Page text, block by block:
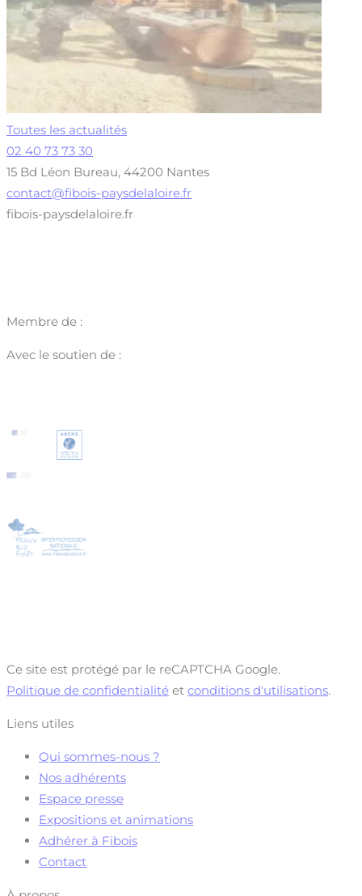
Toutes les actualités
02 40 73 73 30
15 Bd Léon Bureau, 44200 Nantes
contact@fibois-paysdelaloire.fr
fibois-paysdelaloire.fr
Membre de :
Avec le soutien de :
Ce site est protégé par le reCAPTCHA Google.
Politique de confidentialité et conditions d'utilisations.
Liens utiles
Qui sommes-nous ?
Nos adhérents
Espace presse
Expositions et animations
Adhérer à Fibois
Contact